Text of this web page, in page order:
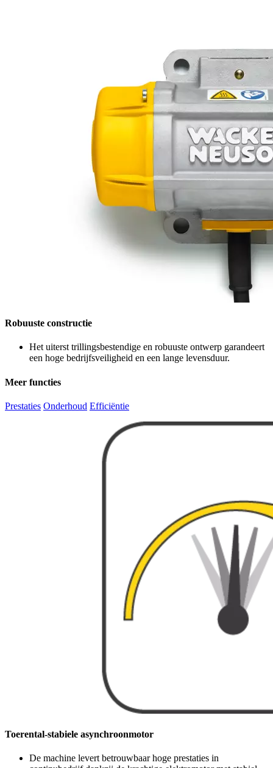
Robuuste constructie
Het uiterst trillingsbestendige en robuuste ontwerp garandeert
een hoge bedrijfsveiligheid en een lange levensduur.
Meer functies
Prestaties Onderhoud Efficiëntie
Toerental-stabiele asynchroonmotor
De machine levert betrouwbaar hoge prestaties in